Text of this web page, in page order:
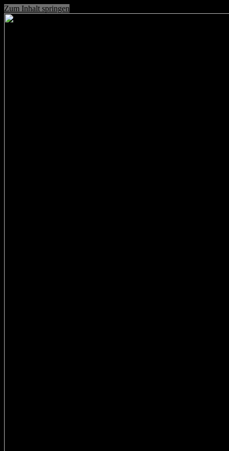
Zum Inhalt springen